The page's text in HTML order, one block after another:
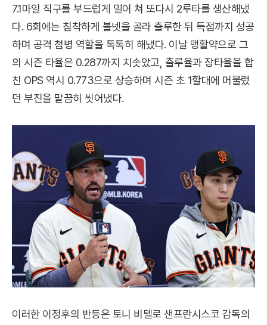
7.1마일 직구를 부드럽게 밀어 쳐 또다시 2루타를 생산해냈
다. 6회에는 침착하게 볼넷을 골라 출루한 뒤 득점까지 성공
하며 공격 첨병 역할을 톡톡히 해냈다. 이날 맹활약으로 그
의 시즌 타율은 0.287까지 치솟았고, 출루율과 장타율을 합
친 OPS 역시 0.773으로 상승하며 시즌 초 1할대에 머물렀
던 부진을 말끔히 씻어냈다.
이러한 이정후의 반등은 토니 비텔로 샌프란시스코 감독의